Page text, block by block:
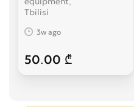
Tbilisi
3w ago
50.00 ₾